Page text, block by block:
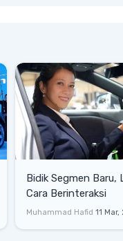
Bidik Segmen Baru,
Cara Berinteraksi
Muhammad Hafid 11